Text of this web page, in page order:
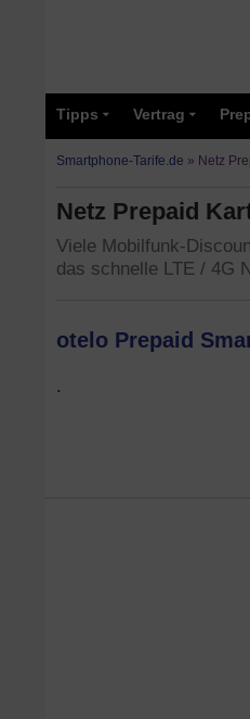
Tipps Vertrag
Smartphone-Tarife.de » Netz
Netz Prepaid
Viele Mobilfunk-
das schnelle LTE / 4G
otelo Prepaid
.